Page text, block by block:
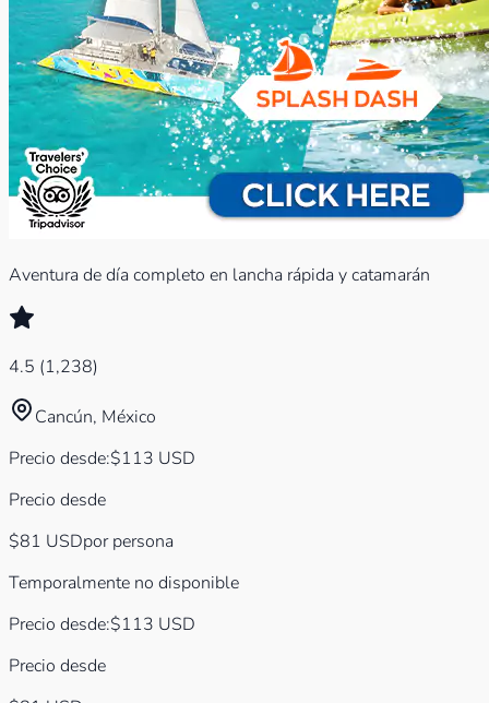
Aventura de día completo en lancha rápida y catamarán
4.5 (1,238)
Cancún, México
Precio desde:$113 USD
Precio desde
$81 USDpor persona
Temporalmente no disponible
Precio desde:$113 USD
Precio desde